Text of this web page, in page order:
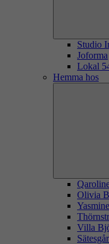
Studio
Joforma
Lokal
Hemma hos
Olivia
Villa